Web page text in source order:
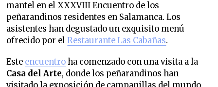
mantel en el XXXVIII Encuentro de los
peñarandinos residentes en Salamanca. Los
asistentes han degustado un exquisito menú
ofrecido por elRestaurante Las Cabañas.
Este encuentro ha comenzado con una visita a la
Casa del Arte, donde los peñarandinos han